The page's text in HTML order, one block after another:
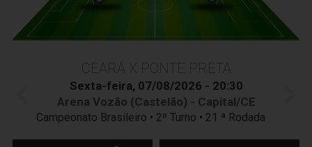
CEARÁ X PONTE PRETA
Sexta-feira, 07/08/2026 - 20:30
Arena Vozão (Castelão) - Capital/CE
Campeonato Brasileiro • 2º Turno • 21 ª Rodada